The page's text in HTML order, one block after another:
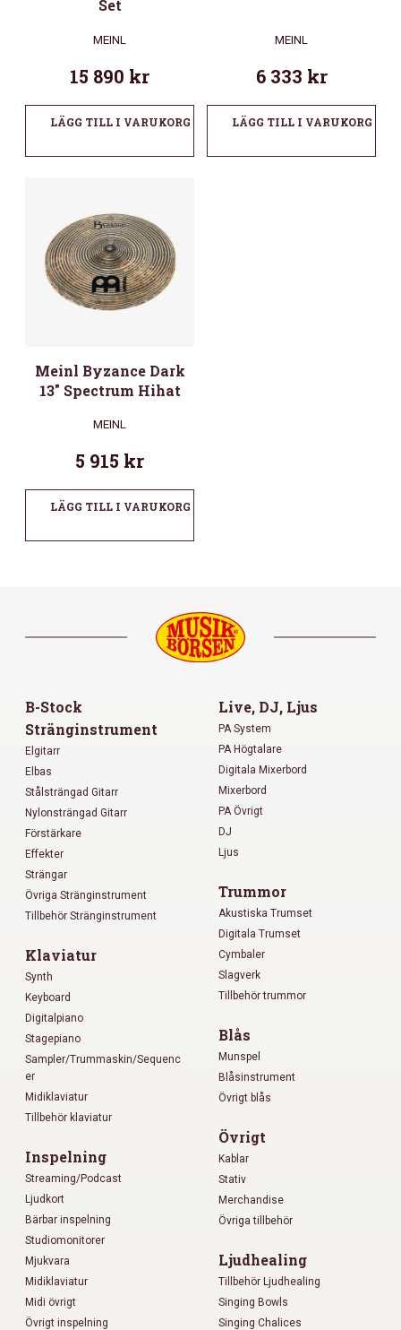
Set
MEINL
15 890 kr
LÄGG TILL I VARUKORG
MEINL
6 333 kr
LÄGG TILL I VARUKORG
Meinl Byzance Dark
13″ Spectrum Hihat
MEINL
5 915 kr
LÄGG TILL I VARUKORG
B-Stock
Stränginstrument
Elgitarr
Elbas
Stålsträngad Gitarr
Nylonsträngad Gitarr
Förstärkare
Effekter
Strängar
Övriga Stränginstrument
Tillbehör Stränginstrument
Klaviatur
Synth
Keyboard
Digitalpiano
Stagepiano
Sampler/Trummaskin/Sequenc
er
Midiklaviatur
Tillbehör klaviatur
Inspelning
Streaming/Podcast
Ljudkort
Bärbar inspelning
Studiomonitorer
Mjukvara
Midiklaviatur
Midi övrigt
Övrigt inspelning
Live, DJ, Ljus
PA System
PA Högtalare
Digitala Mixerbord
Mixerbord
PA Övrigt
DJ
Ljus
Trummor
Akustiska Trumset
Digitala Trumset
Cymbaler
Slagverk
Tillbehör trummor
Blås
Munspel
Blåsinstrument
Övrigt blås
Övrigt
Kablar
Stativ
Merchandise
Övriga tillbehör
Ljudhealing
Tillbehör Ljudhealing
Singing Bowls
Singing Chalices